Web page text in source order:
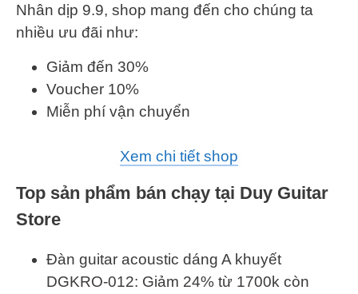
Nhân dịp 9.9, shop mang đến cho chúng ta
nhiều ưu đãi như:
Giảm đến 30%
Voucher 10%
Miễn phí vận chuyển
Xem chi tiết shop
Top sản phẩm bán chạy tại Duy Guitar
Store
Đàn guitar acoustic dáng A khuyết
DGKRO-012: Giảm 24% từ 1700k còn